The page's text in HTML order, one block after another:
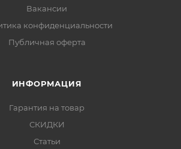
Вакансии
конфиденциальности
Публичная оферта
ИНФОРМАЦИЯ
Гарантия на товар
СКИДКИ
Статьи